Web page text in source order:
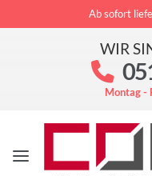
Ab sofort
WIR
Montag -